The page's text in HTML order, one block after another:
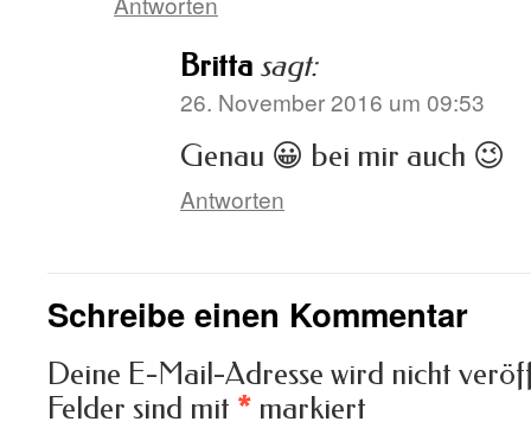
Britta sagt:
26. November 2016 um 09:53
Genau 😀 bei mir auch 😉
Antworten
Schreibe einen Kommentar
Deine E-Mail-Adresse wird nicht
Felder sind mit * markiert